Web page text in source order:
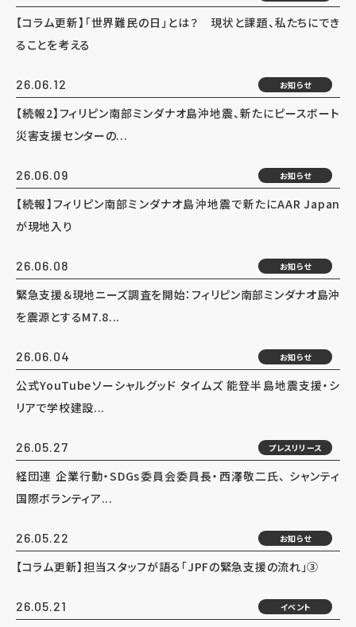
【コラム更新】「世界難民の日」とは？ 現状と課題、私たちにでき
ることを考える
26.06.12 お知らせ
【続報2】フィリピン南部ミンダナオ島沖地震、新たにピースボート
災害支援センターの...
26.06.09 お知らせ
【続報】フィリピン南部ミンダナオ島沖地震で新たにAAR Japan
が現地入り
26.06.08 お知らせ
緊急支援＆現地ニーズ調査を開始：フィリピン南部ミンダナオ島沖
を震源とするM7.8...
26.06.04 お知らせ
公式YouTubeソーシャルグッド タイムズ 能登半島地震支援・シ
リアで学校建設...
26.05.27 プレスリリース
経団連 企業行動・SDGs委員会委員長・西澤敬二氏、 シャンティ
国際ボランティア...
26.05.22 お知らせ
【コラム更新】担当スタッフが語る「JPFの緊急支援の流れ」③
26.05.21 イベント